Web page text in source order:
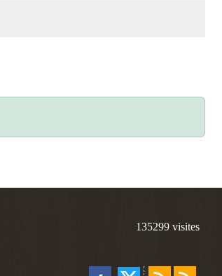
135299 visites